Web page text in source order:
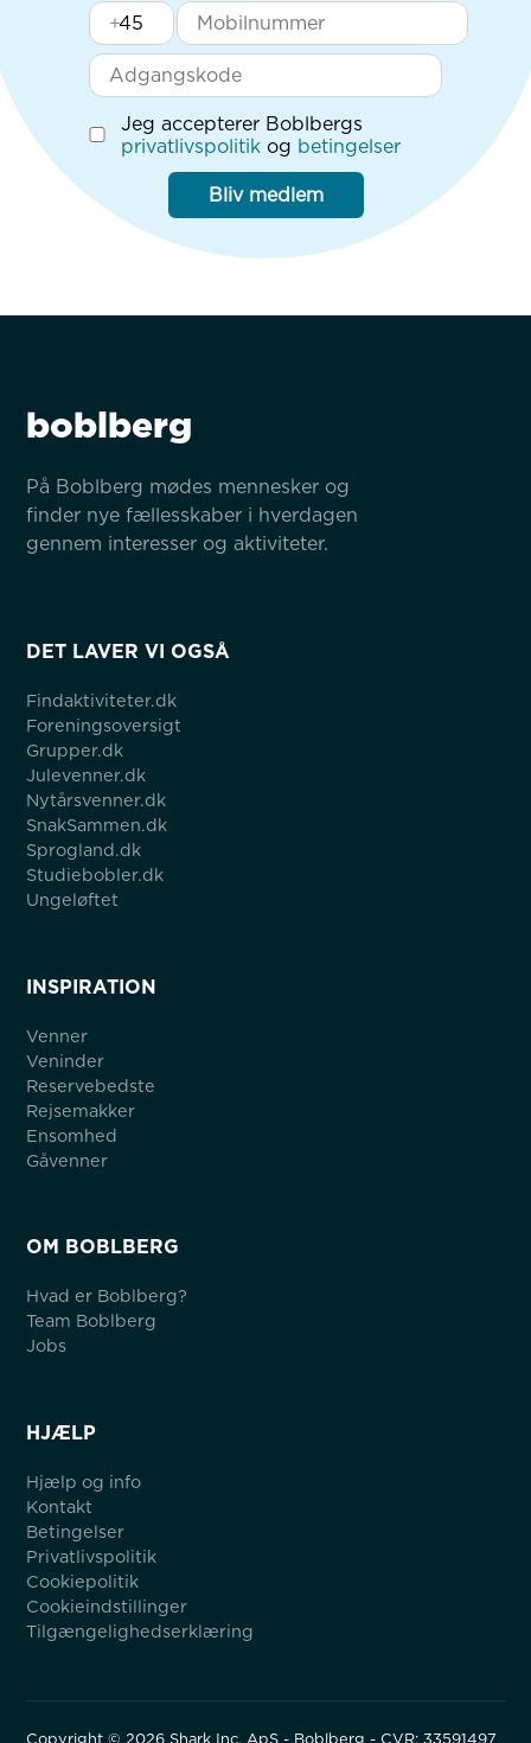
+
Jeg accepterer Boblbergs
privatlivspolitik og betingelser
Bliv medlem
boblberg
På Boblberg mødes mennesker og
finder nye fællesskaber i hverdagen
gennem interesser og aktiviteter.
DET LAVER VI OGSÅ
Findaktiviteter.dk
Foreningsoversigt
Grupper.dk
Julevenner.dk
Nytårsvenner.dk
SnakSammen.dk
Sprogland.dk
Studiebobler.dk
Ungeløftet
INSPIRATION
Venner
Veninder
Reservebedste
Rejsemakker
Ensomhed
Gåvenner
OM BOBLBERG
Hvad er Boblberg?
Team Boblberg
Jobs
HJÆLP
Hjælp og info
Kontakt
Betingelser
Privatlivspolitik
Cookiepolitik
Cookieindstillinger
Tilgængelighedserklæring
Copyright © 2026 Shark Inc. ApS - Boblberg - CVR: 33591497